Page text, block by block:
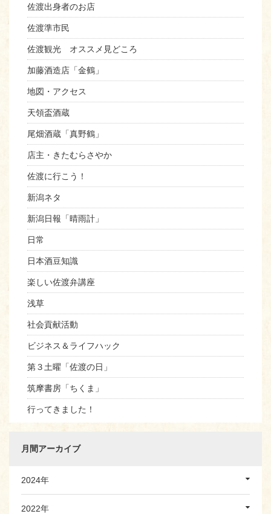
佐渡出身者のお店
佐渡準市民
佐渡観光 オススメ見どころ
加藤酒造店「金鶴」
地図・アクセス
天領盃酒蔵
尾畑酒蔵「真野鶴」
店主・きたむらさやか
佐渡に行こう！
新潟ネタ
新潟日報「晴雨計」
日常
日本酒豆知識
楽しい佐渡弁講座
浅草
社会貢献活動
ビジネス＆ライフハック
第３土曜「佐渡の日」
筑摩書房「ちくま」
行ってきました！
月間アーカイブ
2024年
2022年